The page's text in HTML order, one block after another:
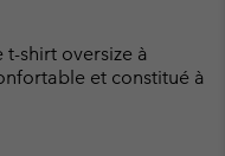
t-shirt oversize à
et constitué à